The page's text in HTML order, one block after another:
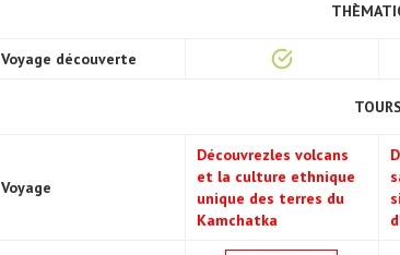
Voyage découverte
TOURS
Voyage
Découvrezles volcans
et la culture ethnique
unique des terres du
Kamchatka